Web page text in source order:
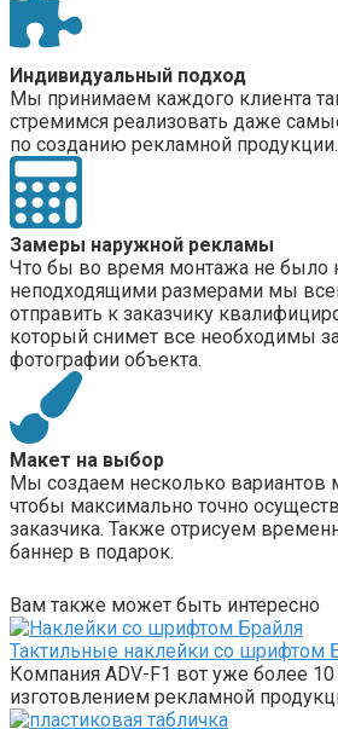
Индивидуальный подход
Мы принимаем каждого клиента
стремимся реализовать даже
по созданию рекламной продукции.
Замеры наружной рекламы
Что бы во время монтажа не было
неподходящими размерами мы
отправить к заказчику
который снимет все необходимы
фотографии объекта.
Макет на выбор
Мы создаем несколько вариантов
чтобы максимально точно
заказчика. Также отрисуем
баннер в подарок.
Вам также может быть интересно
Тактильные наклейки со шрифтом
Компания ADV-F1 вот уже более 10
изготовлением рекламной